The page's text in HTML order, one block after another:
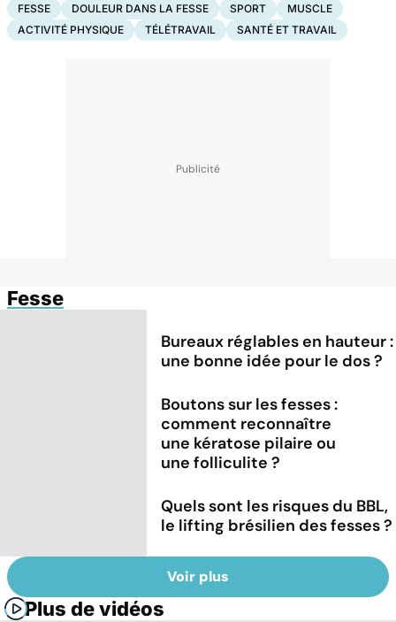
FESSE DOULEUR DANS LA FESSE SPORT
MUSCLE
ACTIVITÉ PHYSIQUE
TÉLÉTRAVAIL SANTÉ ET TRAVAIL
Fesse
Bureaux réglables en hauteur :
une bonne idée pour le dos ?
Boutons sur les fesses :
comment reconnaître
une kératose pilaire ou
une folliculite ?
Quels sont les risques du BBL,
le lifting brésilien des fesses ?
Voir plus
Plus de vidéos